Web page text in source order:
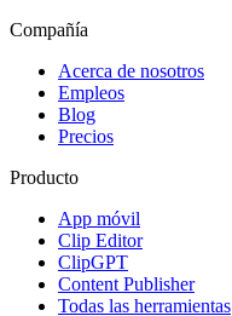
Compañía
Acerca de nosotros
Empleos
Blog
Precios
Producto
App móvil
Clip Editor
ClipGPT
Content Publisher
Todas las herramientas